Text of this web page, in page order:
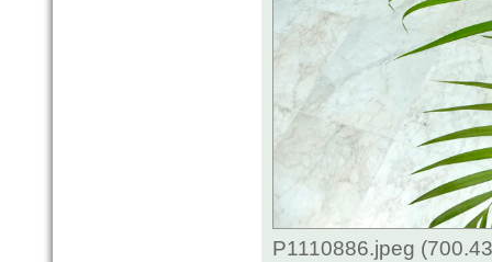
P1110886.jpeg